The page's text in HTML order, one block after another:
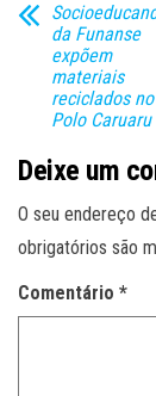
da Funanse
expõem
materiais
reciclados no
Polo Caruaru
Deixe um
O seu endereço
obrigatórios são
Comentário *